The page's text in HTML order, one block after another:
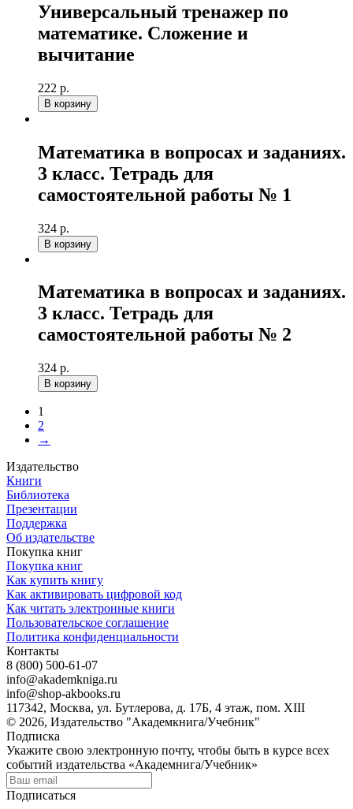
Универсальный тренажер по
математике. Сложение и
вычитание
222 р.
В корзину
Математика в вопросах и заданиях.
3 класс. Тетрадь для
самостоятельной работы № 1
324 р.
В корзину
Математика в вопросах и заданиях.
3 класс. Тетрадь для
самостоятельной работы № 2
324 р.
В корзину
1
2
→
Издательство
Книги
Библиотека
Презентации
Поддержка
Об издательстве
Покупка книг
Покупка книг
Как купить книгу
Как активировать цифровой код
Как читать электронные книги
Пользовательское соглашение
Политика конфиденциальности
Контакты
8 (800) 500-61-07
info@akademkniga.ru
info@shop-akbooks.ru
117342, Москва, ул. Бутлерова, д. 17Б, 4 этаж, пом. XIII
© 2026, Издательство "Академкнига/Учебник"
Подписка
Укажите свою электронную почту, чтобы быть в курсе всех
событий издательства «Академнига/Учебник»
Подписаться